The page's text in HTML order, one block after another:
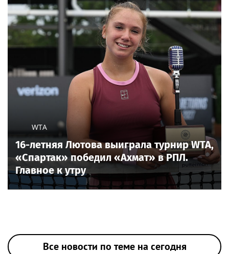
WTA
16-летняя Лютова выиграла турнир WTA,
«Спартак» победил «Ахмат» в РПЛ.
Главное к утру
Все новости по теме на сегодня